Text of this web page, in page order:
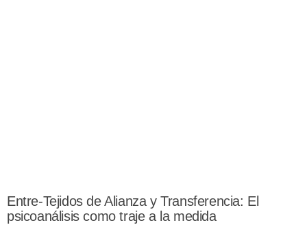
Entre-Tejidos de Alianza y Transferencia: El
psicoanálisis como traje a la medida